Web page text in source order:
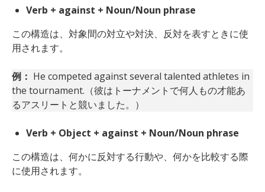
Verb + against + Noun/Noun phrase
この構造は、対象間の対立や対決、反対を表すときに使
用されます。
例： He competed against several talented athletes in
the tournament.（彼はトーナメントで何人もの才能あ
るアスリートと競いました。）
Verb + Object + against + Noun/Noun phrase
この構造は、何かに反対する行動や、何かを比較する際
に使用されます。